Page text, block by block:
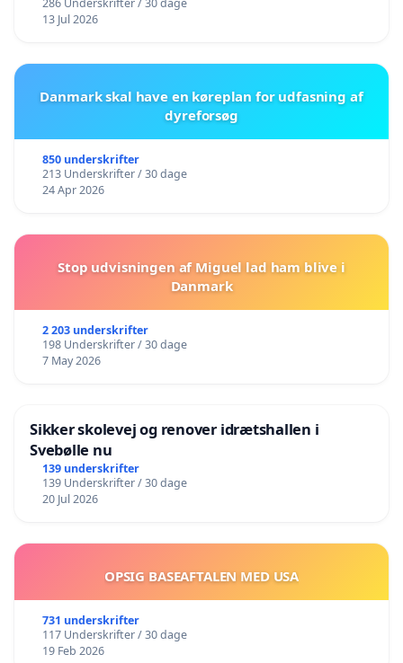
286 Underskrifter / 30 dage
13 Jul 2026
Danmark skal have en køreplan for udfasning af
dyreforsøg
850 underskrifter
213 Underskrifter / 30 dage
24 Apr 2026
Stop udvisningen af Miguel lad ham blive i
Danmark
2 203 underskrifter
198 Underskrifter / 30 dage
7 May 2026
Sikker skolevej og renover idrætshallen i
Svebølle nu
139 underskrifter
139 Underskrifter / 30 dage
20 Jul 2026
OPSIG BASEAFTALEN MED USA
731 underskrifter
117 Underskrifter / 30 dage
19 Feb 2026